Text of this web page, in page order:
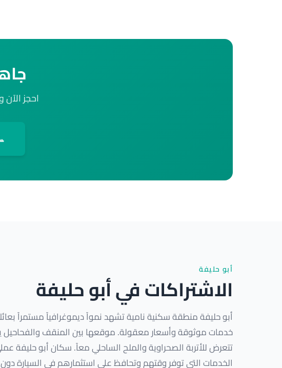
احجز
أبو حليفة
الاشتراكات في أبو حليفة
أبو حليفة منطقة سكنية نامية تشهد نمواً ديموغرافياً مستمراً
خدمات موثوقة وأسعار معقولة. موقعها بين المنقف والفحاحيل
تتعرض للأتربة الصحراوية والملح الساحلي معاً. سكان أبو حليفة
الخدمات التي توفر وقتهم وتحافظ على استثمارهم في السيارة